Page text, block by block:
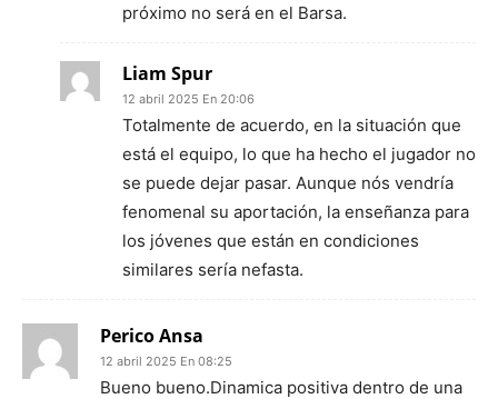
próximo no será en el Barsa.
Liam Spur
12 abril 2025 En 20:06
Totalmente de acuerdo, en la situación que
está el equipo, lo que ha hecho el jugador no
se puede dejar pasar. Aunque nós vendría
fenomenal su aportación, la enseñanza para
los jóvenes que están en condiciones
similares sería nefasta.
Perico Ansa
12 abril 2025 En 08:25
Bueno bueno.Dinamica positiva dentro de una